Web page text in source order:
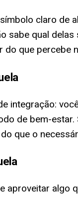
claro de
sabe qual
que percebe
integração:
de bem-
que o
aproveitar algo